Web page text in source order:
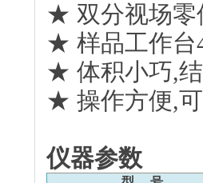
★ 双分视场零
★ 样品工作台
★ 体积小巧,
★ 操作方便,
仪器参数